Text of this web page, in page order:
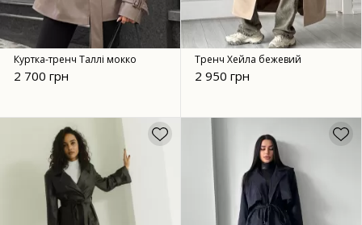
Куртка-тренч Таллі мокко
2 700 грн
Тренч Хейла бежевий
2 950 грн